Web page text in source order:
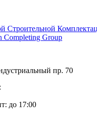
Строительной
Completing Group
пр. 70
до 17:00